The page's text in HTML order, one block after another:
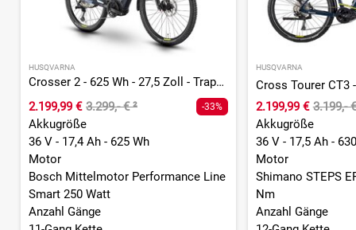
HUSQVARNA
Crosser 2 - 625 Wh - 27,5 Zoll - Trapez
2.199,99 € 3.299,- €² -33%
Akkugröße
36 V - 17,4 Ah - 625 Wh
Motor
Bosch Mittelmotor Performance Line
Smart 250 Watt
Anzahl Gänge
HUSQVARNA
2.199,99 € 3.199,-
Akkugröße
36 V - 17,5 Ah -
Motor
Shimano STEPS
Nm
Anzahl Gänge